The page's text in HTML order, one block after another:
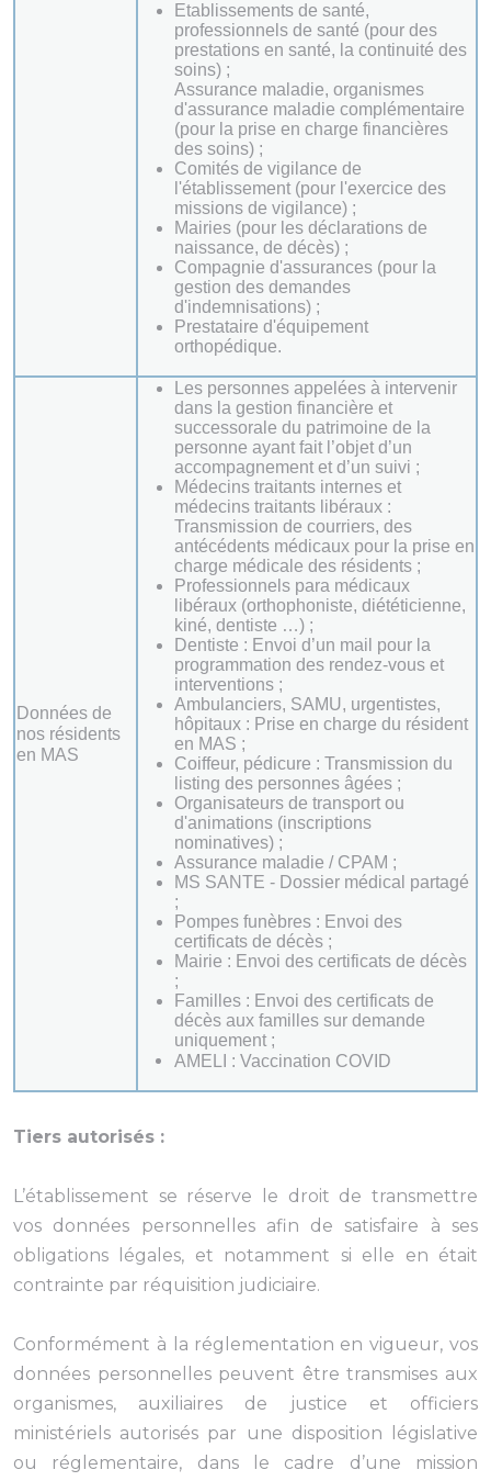
Etablissements de santé,
professionnels de santé (pour des
prestations en santé, la continuité des
soins) ;
Assurance maladie, organismes
d'assurance maladie complémentaire
(pour la prise en charge financières
des soins) ;
Comités de vigilance de
l'établissement (pour l'exercice des
missions de vigilance) ;
Mairies (pour les déclarations de
naissance, de décès) ;
Compagnie d'assurances (pour la
gestion des demandes
d'indemnisations) ;
Prestataire d'équipement
orthopédique.
Données de
nos résidents
en MAS
Les personnes appelées à intervenir
dans la gestion financière et
successorale du patrimoine de la
personne ayant fait l’objet d’un
accompagnement et d’un suivi ;
Médecins traitants internes et
médecins traitants libéraux :
Transmission de courriers, des
antécédents médicaux pour la prise en
charge médicale des résidents ;
Professionnels para médicaux
libéraux (orthophoniste, diététicienne,
kiné, dentiste …) ;
Dentiste : Envoi d’un mail pour la
programmation des rendez-vous et
interventions ;
Ambulanciers, SAMU, urgentistes,
hôpitaux : Prise en charge du résident
en MAS ;
Coiffeur, pédicure : Transmission du
listing des personnes âgées ;
Organisateurs de transport ou
d'animations (inscriptions
nominatives) ;
Assurance maladie / CPAM ;
MS SANTE - Dossier médical partagé
;
Pompes funèbres : Envoi des
certificats de décès ;
Mairie : Envoi des certificats de décès
;
Familles : Envoi des certificats de
décès aux familles sur demande
uniquement ;
AMELI : Vaccination COVID
Tiers autorisés :
L’établissement se réserve le droit de transmettre
vos données personnelles afin de satisfaire à ses
obligations légales, et notamment si elle en était
contrainte par réquisition judiciaire.
Conformément à la réglementation en vigueur, vos
données personnelles peuvent être transmises aux
organismes, auxiliaires de justice et officiers
ministériels autorisés par une disposition législative
ou réglementaire, dans le cadre d’une mission